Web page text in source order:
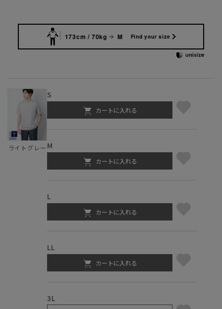
173cm / 70kg M Find your size
ライトグレー
S
カートに入れる
M
カートに入れる
L
カートに入れる
LL
カートに入れる
3L